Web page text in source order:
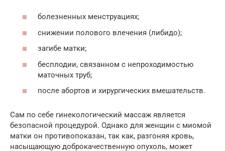
болезненных менструациях;
снижении полового влечения (либидо);
загибе матки;
бесплодии, связанном с непроходимостью
маточных труб;
после абортов и хирургических вмешательств.
Сам по себе гинекологический массаж является
безопасной процедурой. Однако для женщин с миомой
матки он противопоказан, так как, разгоняя кровь,
насыщающую доброкачественную опухоль, может